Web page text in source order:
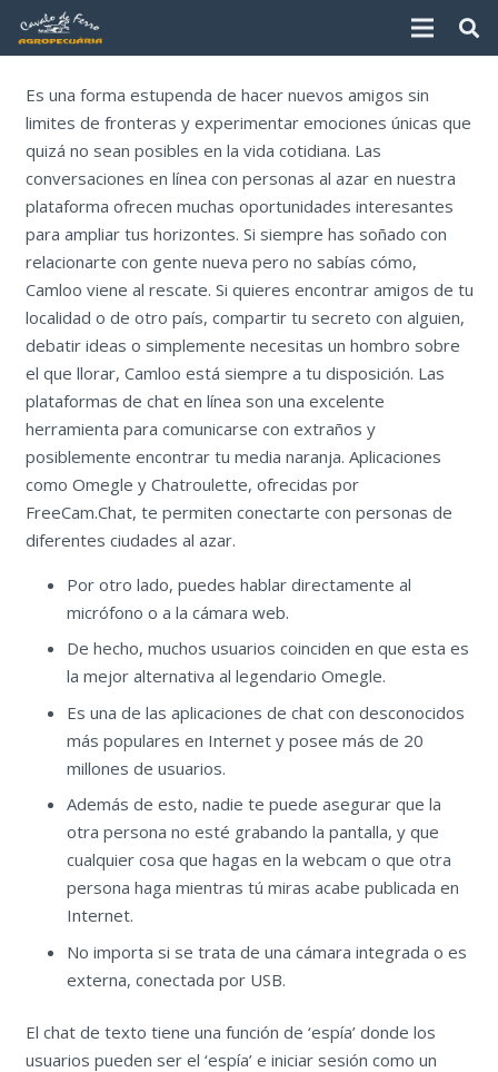
Es una forma estupenda de hacer nuevos amigos sin
limites de fronteras y experimentar emociones únicas que
quizá no sean posibles en la vida cotidiana. Las
conversaciones en línea con personas al azar en nuestra
plataforma ofrecen muchas oportunidades interesantes
para ampliar tus horizontes. Si siempre has soñado con
relacionarte con gente nueva pero no sabías cómo,
Camloo viene al rescate. Si quieres encontrar amigos de tu
localidad o de otro país, compartir tu secreto con alguien,
debatir ideas o simplemente necesitas un hombro sobre
el que llorar, Camloo está siempre a tu disposición. Las
plataformas de chat en línea son una excelente
herramienta para comunicarse con extraños y
posiblemente encontrar tu media naranja. Aplicaciones
como Omegle y Chatroulette, ofrecidas por
FreeCam.Chat, te permiten conectarte con personas de
diferentes ciudades al azar.
Por otro lado, puedes hablar directamente al
micrófono o a la cámara web.
De hecho, muchos usuarios coinciden en que esta es
la mejor alternativa al legendario Omegle.
Es una de las aplicaciones de chat con desconocidos
más populares en Internet y posee más de 20
millones de usuarios.
Además de esto, nadie te puede asegurar que la
otra persona no esté grabando la pantalla, y que
cualquier cosa que hagas en la webcam o que otra
persona haga mientras tú miras acabe publicada en
Internet.
No importa si se trata de una cámara integrada o es
externa, conectada por USB.
El chat de texto tiene una función de ‘espía’ donde los
usuarios pueden ser el ‘espía’ e iniciar sesión como un